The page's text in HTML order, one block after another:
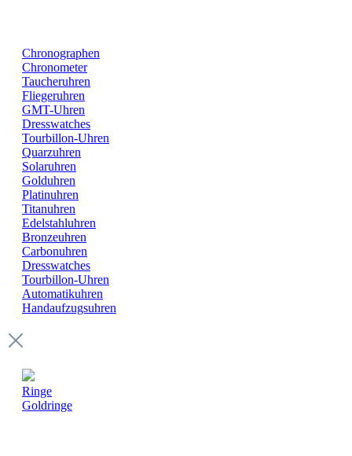
Chronographen
Chronometer
Taucheruhren
Fliegeruhren
GMT-Uhren
Dresswatches
Tourbillon-Uhren
Quarzuhren
Solaruhren
Golduhren
Platinuhren
Titanuhren
Edelstahluhren
Bronzeuhren
Carbonuhren
Dresswatches
Tourbillon-Uhren
Automatikuhren
Handaufzugsuhren
Ringe
Goldringe